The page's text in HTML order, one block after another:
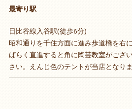
最寄り駅
日比谷線入谷駅(徒歩6分)
昭和通りを千住方面に進み歩道橋を右
ばらく直進すると角に陶芸教室がござ
さい。えんじ色のテントが当店となりま